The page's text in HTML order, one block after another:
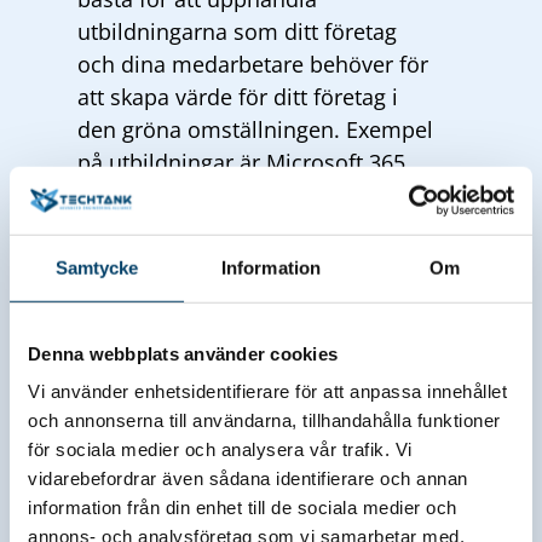
Samtycke Information Om
Denna webbplats använder cookies
Vi använder enhetsidentifierare för att anpassa innehållet
och annonserna till användarna, tillhandahålla funktioner
för sociala medier och analysera vår trafik. Vi
vidarebefordrar även sådana identifierare och annan
information från din enhet till de sociala medier och
annons- och analysföretag som vi samarbetar med.
utbildningarna som ditt företag
och dina medarbetare behöver för
att skapa värde för ditt företag i
den gröna omställningen. Exempel
på utbildningar är Microsoft 365,
PowerBi, ledarskap,
hållbarhetsrapportering och
mycket mer.
Ditt företag får tillgång till insatser
motsvarande ett värde på upp till
75 000 kronor. Det omfattar bland
annat kartläggning av
kompetensbehov, strategiskt stöd
samt skräddarsydda utbildningar